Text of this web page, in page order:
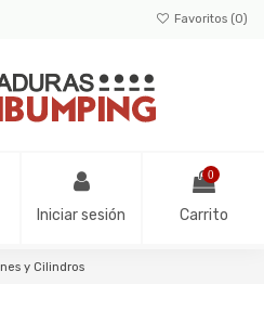
Favoritos (0)
Iniciar sesión
0
Carrito
y Cilindros